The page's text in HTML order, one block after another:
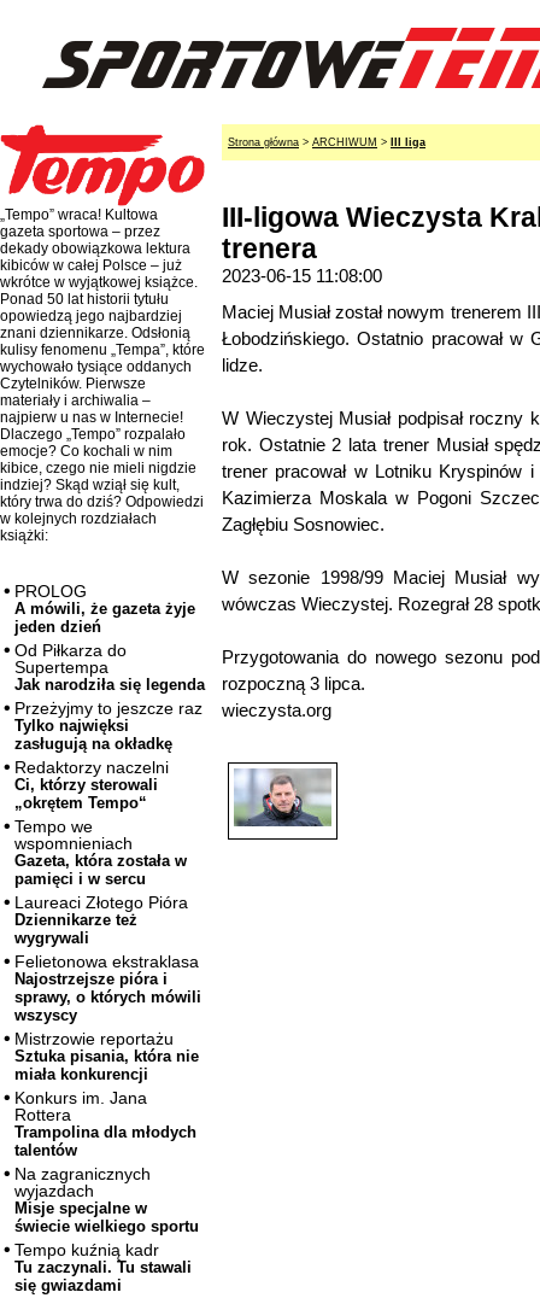
„Tempo” wraca! Kultowa
gazeta sportowa – przez
dekady obowiązkowa lektura
kibiców w całej Polsce – już
wkrótce w wyjątkowej książce.
Ponad 50 lat historii tytułu
opowiedzą jego najbardziej
znani dziennikarze. Odsłonią
kulisy fenomenu „Tempa”, które
wychowało tysiące oddanych
Czytelników. Pierwsze
materiały i archiwalia –
najpierw u nas w Internecie!
Dlaczego „Tempo” rozpalało
emocje? Co kochali w nim
kibice, czego nie mieli nigdzie
indziej? Skąd wziął się kult,
który trwa do dziś? Odpowiedzi
w kolejnych rozdziałach
książki:
PROLOG
A mówili, że gazeta żyje
jeden dzień
Od Piłkarza do
Supertempa
Jak narodziła się legenda
Przeżyjmy to jeszcze raz
Tylko najwięksi
zasługują na okładkę
Redaktorzy naczelni
Ci, którzy sterowali
„okrętem Tempo“
Tempo we
wspomnieniach
Gazeta, która została w
pamięci i w sercu
Laureaci Złotego Pióra
Dziennikarze też
wygrywali
Felietonowa ekstraklasa
Najostrzejsze pióra i
sprawy, o których mówili
wszyscy
Mistrzowie reportażu
Sztuka pisania, która nie
miała konkurencji
Konkurs im. Jana
Rottera
Trampolina dla młodych
talentów
Na zagranicznych
wyjazdach
Misje specjalne w
świecie wielkiego sportu
Tempo kuźnią kadr
Tu zaczynali. Tu stawali
się gwiazdami
Strona główna > ARCHIWUM > III liga
III-ligowa Wieczysta
trenera
2023-06-15 11:08:00
Maciej Musiał został nowym trenerem
Łobodzińskiego. Ostatnio pracował
lidze.
W Wieczystej Musiał podpisał roczny
rok. Ostatnie 2 lata trener Musiał
trener pracował w Lotniku Kryspinów
Kazimierza Moskala w Pogoni
Zagłębiu Sosnowiec.
W sezonie 1998/99 Maciej Musiał
wówczas Wieczystej. Rozegrał 28
Przygotowania do nowego sezonu
rozpoczną 3 lipca.
wieczysta.org